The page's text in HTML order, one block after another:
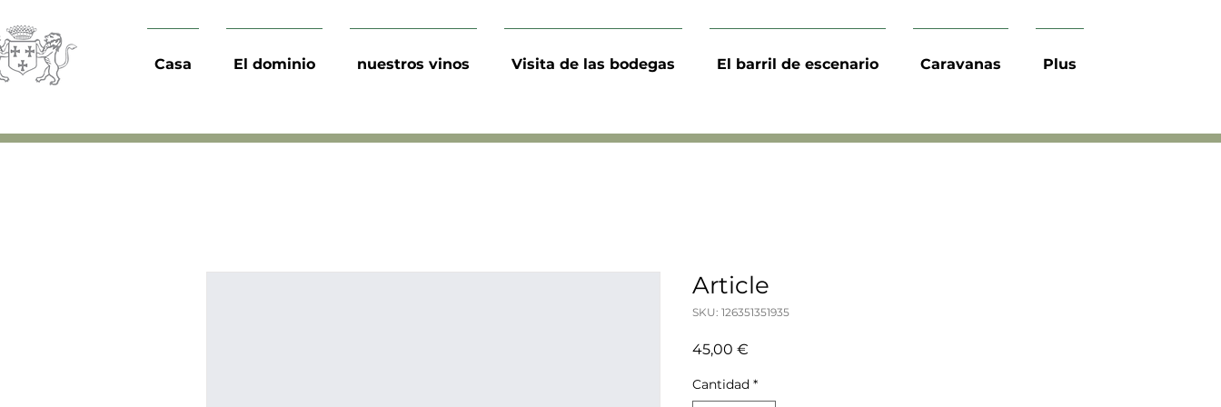
Casa El dominio nuestros vinos Visita de las bodegas El barril de escenario Caravanas Plus
Article
SKU: 126351351935
45,00 €
Cantidad *